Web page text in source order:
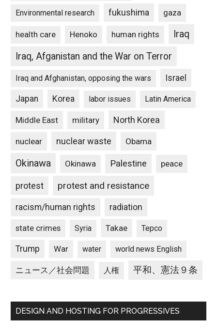
Environmental research fukushima gaza
health care Henoko human rights
Iraq
Iraq, Afganistan and the War on Terror
Iraq and Afghanistan, opposing the wars Israel
Japan Korea labor issues Latin America
Middle East military North Korea
nuclear nuclear waste Obama
Okinawa Okinawa Palestine peace
protest protest and resistance
racism/human rights radiation
state crimes Syria Takae Tepco
Trump War water world news English
ニュース／社会問題 人権 平和、憲法９条
DESIGN AND HOSTING FOR PROGRESSIVES